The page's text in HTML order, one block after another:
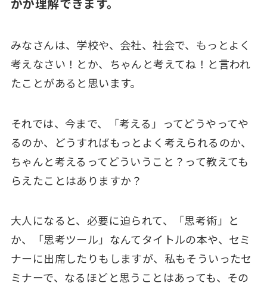
かが理解できます。
みなさんは、学校や、会社、社会で、もっとよく
考えなさい！とか、ちゃんと考えてね！と言われ
たことがあると思います。
それでは、今まで、「考える」ってどうやってや
るのか、どうすればもっとよく考えられるのか、
ちゃんと考えるってどういうこと？って教えても
らえたことはありますか？
大人になると、必要に迫られて、「思考術」と
か、「思考ツール」なんてタイトルの本や、セミ
ナーに出席したりもしますが、私もそういったセ
ミナーで、なるほどと思うことはあっても、その